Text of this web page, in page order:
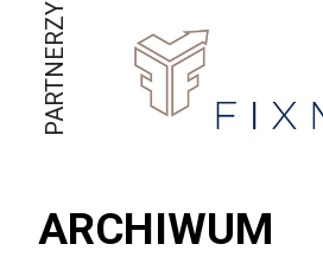
PARTNERZY
ARCHIWUM